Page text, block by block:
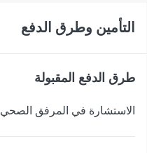
التأمين وطرق الدفع
طرق الدفع المقبولة
الاستشارة في المرفق الصحي